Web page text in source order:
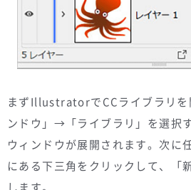
まずIllustratorでCCライブラリを
ンドウ」→「ライブラリ」を選択
ウィンドウが展開されます。次に
にある下三角をクリックして、「
します。